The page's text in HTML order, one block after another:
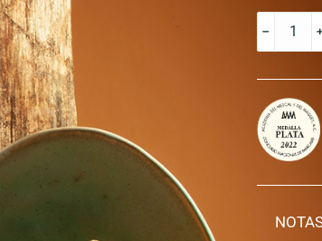
MEZCAL
RAJABULE
|
2016
cantidad